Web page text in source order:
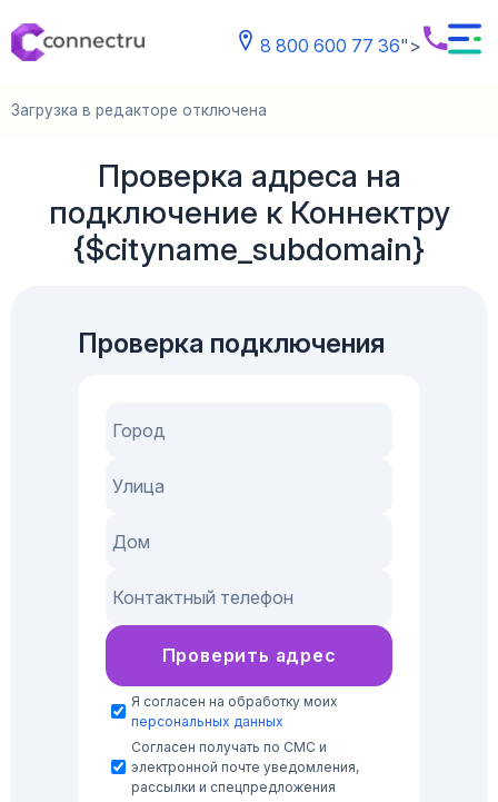
8 800 600 77 36">
Загрузка в редакторе отключена
Проверка адреса на
подключение к Коннектру
{$cityname_subdomain}
Проверка подключения
Проверить адрес
Я согласен на обработку моих
персональных данных
Согласен получать по СМС и
электронной почте уведомления,
рассылки и спецпредложения